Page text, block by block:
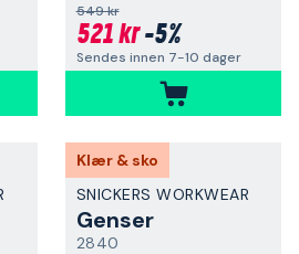
549 kr
521 kr-5%
Sendes innen 7-10 dager
Klær & sko
SNICKERS WORKWEAR
Genser
2840